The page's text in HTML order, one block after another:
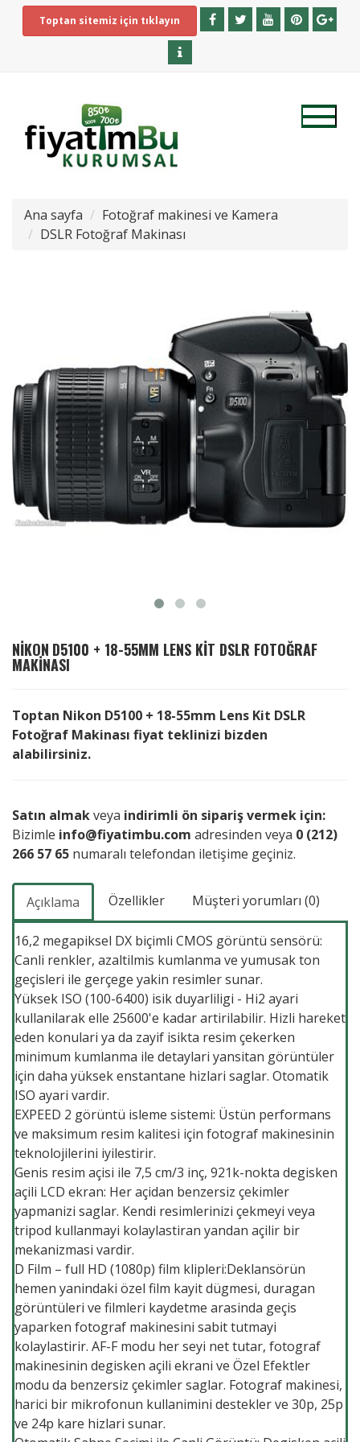
Toptan sitemiz için tıklayın
Ana sayfa
Fotoğraf makinesi ve Kamera
DSLR Fotoğraf Makinası
NIKON D5100 + 18-55MM LENS KIT DSLR FOTOĞRAF
MAKINASI
Toptan Nikon D5100 + 18-55mm Lens Kit DSLR
Fotoğraf Makinası fiyat teklinizi bizden
alabilirsiniz.
Satın almakveya indirimli ön sipariş vermek için:
Bizimle info@fiyatimbu.com adresinden veya 0 (212)
266 57 65 numaralı telefondan iletişime geçiniz.
Açıklama Özellikler Müşteri yorumları (0)
16,2 megapiksel DX biçimli CMOS görüntü sensörü:
Canli renkler, azaltilmis kumlanma ve yumusak ton
geçisleri ile gerçege yakin resimler sunar.
Yüksek ISO (100-6400) isik duyarliligi - Hi2 ayari
kullanilarak elle 25600'e kadar artirilabilir. Hizli hareket
eden konulari ya da zayif isikta resim çekerken
minimum kumlanma ile detaylari yansitan görüntüler
için daha yüksek enstantane hizlari saglar. Otomatik
ISO ayari vardir.
EXPEED 2 görüntü isleme sistemi: Üstün performans
ve maksimum resim kalitesi için fotograf makinesinin
teknolojilerini iyilestirir.
Genis resim açisi ile 7,5 cm/3 inç, 921k-nokta degisken
açili LCD ekran: Her açidan benzersiz çekimler
yapmanizi saglar. Kendi resimlerinizi çekmeyi veya
tripod kullanmayi kolaylastiran yandan açilir bir
mekanizmasi vardir.
D Film – full HD (1080p) film klipleri:Deklansörün
hemen yanindaki özel film kayit dügmesi, duragan
görüntüleri ve filmleri kaydetme arasinda geçis
yaparken fotograf makinesini sabit tutmayi
kolaylastirir. AF-F modu her seyi net tutar, fotograf
makinesinin degisken açili ekrani ve Özel Efektler
modu da benzersiz çekimler saglar. Fotograf makinesi,
harici bir mikrofonun kullanimini destekler ve 30p, 25p
ve 24p kare hizlari sunar.